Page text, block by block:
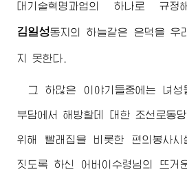
대기술혁명과업의 하나로 규
김일성동지 의 하늘같은 은덕을 우
지 못한다.
그 하많은 이야기들중에는 녀
부담에서 해방할데 대한 조선로동
위해 빨래집을 비롯한 편의봉사시
짓도록 하신 어버이수령님 의 뜨거